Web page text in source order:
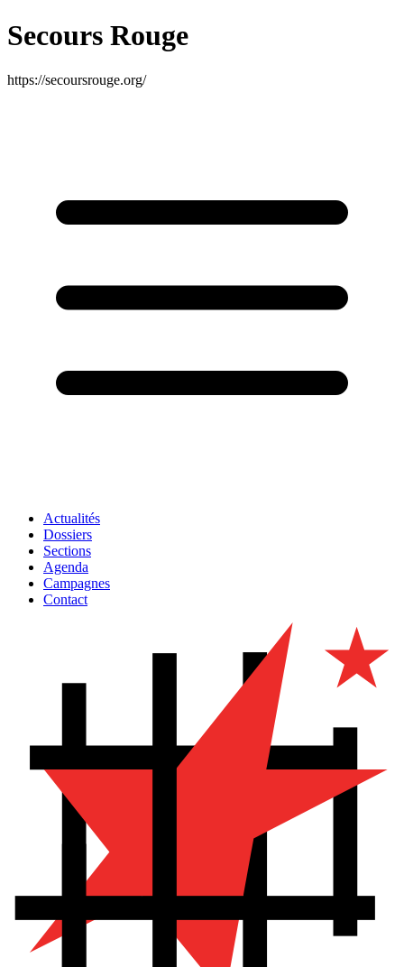
Secours Rouge
https://secoursrouge.org/
Actualités
Dossiers
Sections
Agenda
Campagnes
Contact